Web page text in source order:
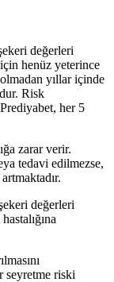
değerleri
henüz yeterince
yıllar içinde
Risk
her 5
zarar verir.
tedavi edilmezse,
değerleri
seyretme riski